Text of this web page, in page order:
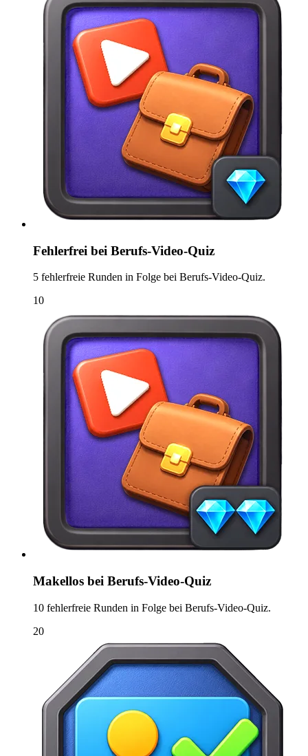
Fehlerfrei bei Berufs-Video-Quiz
5 fehlerfreie Runden in Folge bei Berufs-Video-Quiz.
10
Makellos bei Berufs-Video-Quiz
10 fehlerfreie Runden in Folge bei Berufs-Video-Quiz.
20